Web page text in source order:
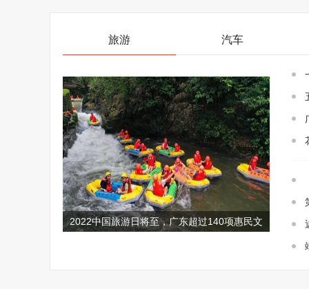
旅游 汽车
2022中国旅游日将至，广东超过140项惠民文